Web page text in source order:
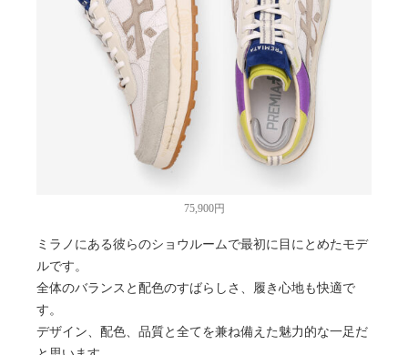
75,900円
ミラノにある彼らのショウルームで最初に目にとめたモデ
ルです。
全体のバランスと配色のすばらしさ、履き心地も快適で
す。
デザイン、配色、品質と全てを兼ね備えた魅力的な一足だ